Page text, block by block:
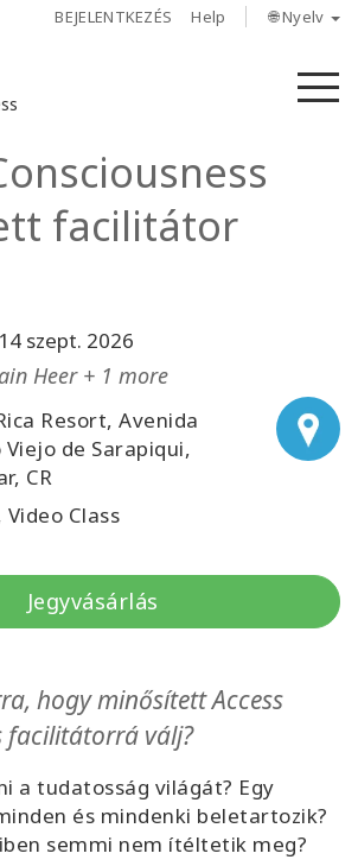
BEJELENTKEZÉS Help 🌐 Nyelv
facilitátor
14 szept. 2026
Heer + 1 more
Resort, Avenida
Viejo de Sarapiqui,
CR
Class
Jegyvásárlás
hogy minősített Access
facilitátorrá válj?
a tudatosság világát? Egy
és mindenki beletartozik?
semmi nem ítéltetik meg?